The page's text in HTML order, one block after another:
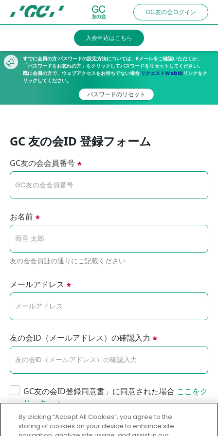
GC友の会ログイン
入会申込はこちら
すでに会員の方 パスワードの設定方法については、Eメールをご確認いただくか、
「パスワードをお忘れの方」をクリックしてパスワードをリセットしてください。
既に会員の方で、ウェブアクセスをお持ちでない場合 リクエストWebID リンクをク
リックしてください。
パスワードのリセット
GC 友の会ID 登録フォーム
GC友の会会員番号
お名前
友の会会員証の通りにご記載ください
メールアドレス
友の会ID（メールアドレス）の確認入力
GC友の会ID登録同意書」に同意された場合 ここをク
リック。
By clicking “Accept All Cookies”, you agree to the
storing of cookies on your device to enhance site